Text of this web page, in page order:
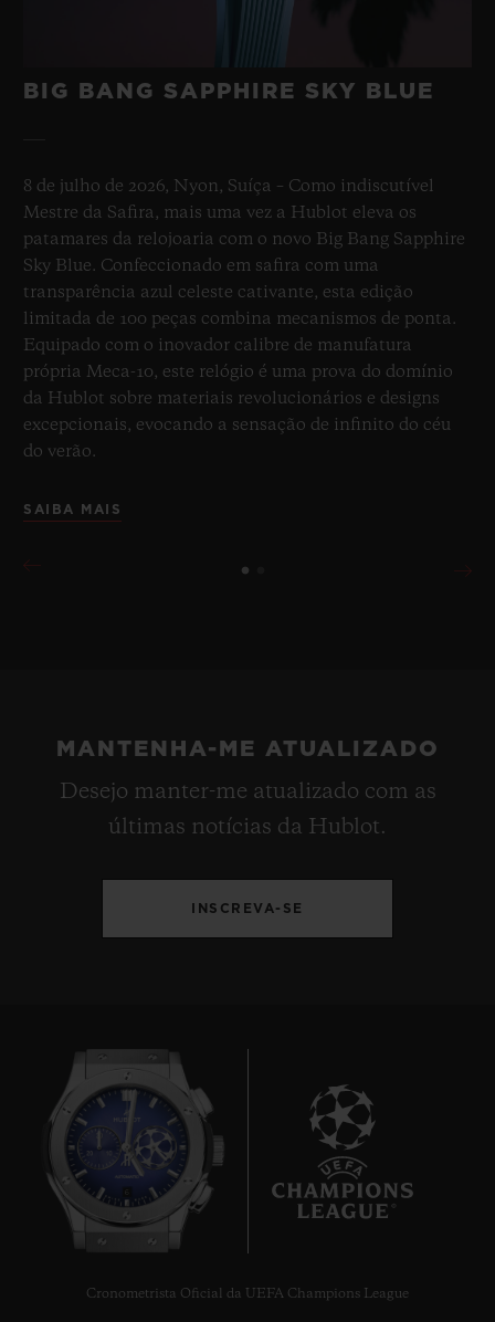
BIG BANG SAPPHIRE SKY BLUE
8 de julho de 2026, Nyon, Suíça – Como indiscutível
Mestre da Safira, mais uma vez a Hublot eleva os
patamares da relojoaria com o novo Big Bang Sapphire
Sky Blue. Confeccionado em safira com uma
transparência azul celeste cativante, esta edição
limitada de 100 peças combina mecanismos de ponta.
Equipado com o inovador calibre de manufatura
própria Meca-10, este relógio é uma prova do domínio
da Hublot sobre materiais revolucionários e designs
excepcionais, evocando a sensação de infinito do céu
do verão.
SAIBA MAIS
MANTENHA-ME ATUALIZADO
Desejo manter-me atualizado com as
últimas notícias da Hublot.
INSCREVA-SE
Cronometrista Oficial da UEFA Champions League